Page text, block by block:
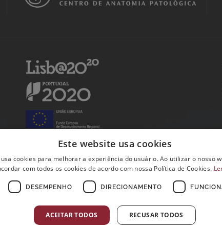
Este website usa cookies
cookies para melhorar a experiência do usuário. Ao utilizar o nosso
com todos os cookies de acordo com nossa Política de Cookies.
DESEMPENHO DIRECIONAMENTO
ACEITAR TODOS RECUSAR TODOS